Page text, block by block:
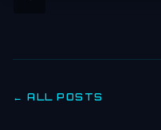
← ALL POSTS